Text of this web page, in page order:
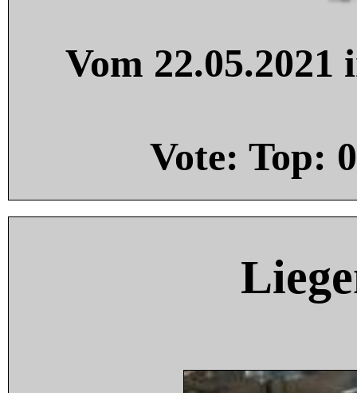
Vom
Vote: Top: 0